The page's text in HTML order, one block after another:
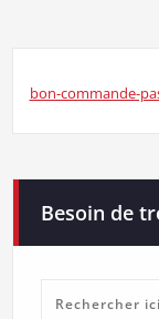
bon-commande-
Besoin de